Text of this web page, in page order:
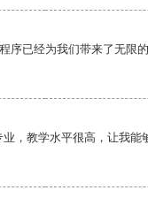
序已经为我们带来了无限
，教学水平很高，让我能